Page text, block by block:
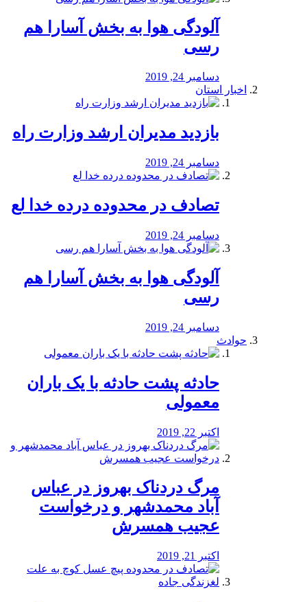
آلودگی هوا به بخش آسارا هم
رسی
دسامبر 24, 2019
اخبار استان
بازدید مدیران ارشد وزارت راه
دسامبر 24, 2019
تصادف در محدوده درده خدا لع
دسامبر 24, 2019
آلودگی هوا به بخش آسارا هم
رسی
دسامبر 24, 2019
حوادث
️حادثه پشت حادثه با یک باران
معمولی
اکتبر 22, 2019
مرگ دردناک بهروز در عباس
آباد محمدشهر و درخواست
عجیب همسرش
اکتبر 21, 2019